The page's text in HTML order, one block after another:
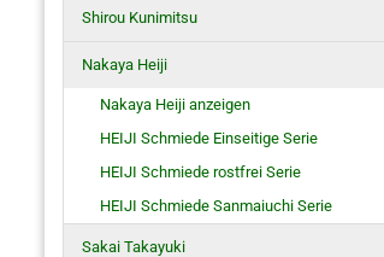
Shirou Kunimitsu
Nakaya Heiji
Nakaya Heiji anzeigen
HEIJI Schmiede Einseitige Serie
HEIJI Schmiede rostfrei Serie
HEIJI Schmiede Sanmaiuchi Serie
Sakai Takayuki